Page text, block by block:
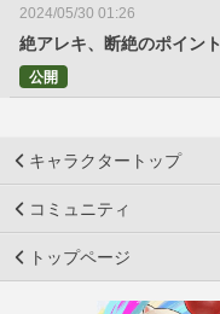
2024/05/30 01:26
絶アレキ、断絶のポイント
公開
キャラクタートップ
コミュニティ
トップページ